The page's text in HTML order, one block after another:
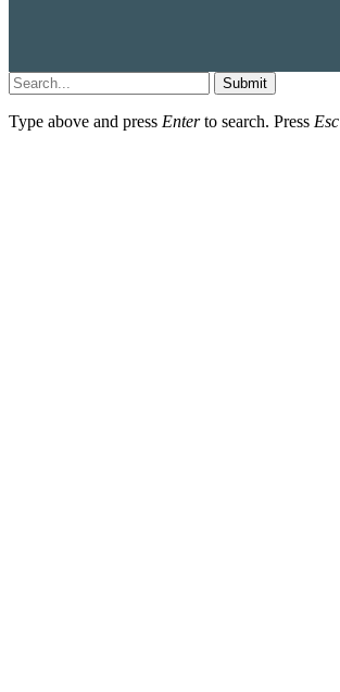
Submit
Type above and press Enterto search. Press Esc